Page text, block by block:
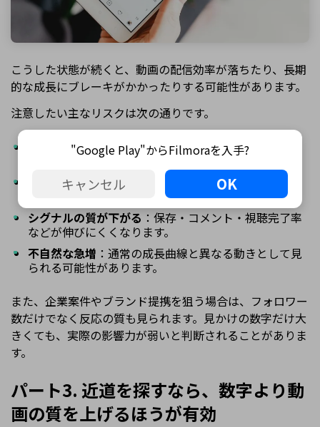
こうした状態が続くと、動画の配信効率が落ちたり、長期
的な成長にブレーキがかかったりする可能性があります。
注意したい主なリスクは次の通りです。
エンゲージメント率の低下：見かけのフォロワー数に
対して反応が少なくなります。
非アクティブ層の増加
：新規動画の初速が弱くなりや
すくなります。
シグナルの質が下がる ：保存・コメント・視聴完了率
などが伸びにくくなります。
不自然な急増 ：通常の成長曲線と異なる動きとして見
られる可能性があります。
また、企業案件やブランド提携を狙う場合は、フォロワー
数だけでなく反応の質も見られます。見かけの数字だけ大
きくても、実際の影響力が弱いと判断されることがありま
す。
パート3. 近道を探すなら、数字より動
画の質を上げるほうが有効
"Google Play"からFilmoraを入手?
キャンセル OK